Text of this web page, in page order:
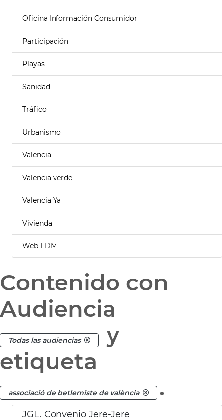
Oficina Información Consumidor
Participación
Playas
Sanidad
Tráfico
Urbanismo
Valencia
Valencia verde
Valencia Ya
Vivienda
Web FDM
Contenido con
Audiencia
Todas las audiencias
y
etiqueta
associació de betlemiste de valència .
JGL. Convenio Jere-Jere